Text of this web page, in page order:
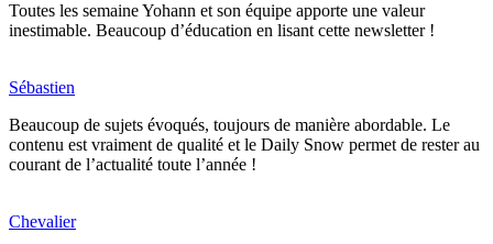
Toutes les semaine Yohann et son équipe apporte une valeur
inestimable. Beaucoup d’éducation en lisant cette newsletter !
Sébastien
Beaucoup de sujets évoqués, toujours de manière abordable. Le
contenu est vraiment de qualité et le Daily Snow permet de rester au
courant de l’actualité toute l’année !
Chevalier